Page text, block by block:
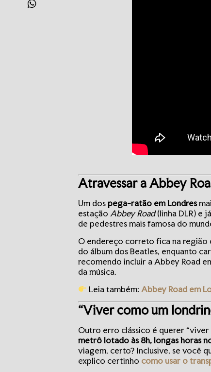
Atravessar a Abbey
Um dospega-ratão em Londres
estação Abbey Road(linha DLR) e
de pedestres mais famosa do
O endereço correto fica na região
do álbum dos Beatles, enquanto
recomendo incluir a Abbey Road
da música.
Leia também:Abbey Road em
“Viver como um
Outro erro clássico é querer “viver
metrô lotado às 8h, longas horas
viagem, certo? Inclusive, se você
explico certinho como usar o